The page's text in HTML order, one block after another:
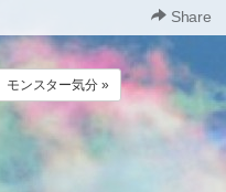
Share
モンスター気分 »